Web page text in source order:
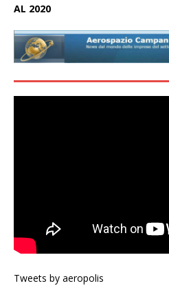
AL 2020
Tweets by aeropolis